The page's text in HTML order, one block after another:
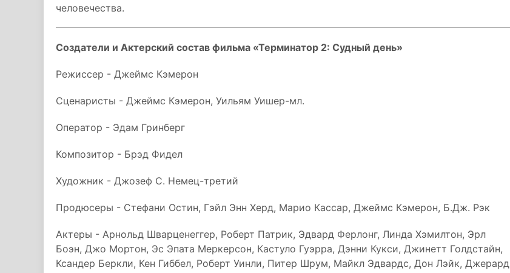
человечества.
Создатели и Актерский состав фильма «Терминатор 2: Судный день»
Режиссер - Джеймс Кэмерон
Сценаристы - Джеймс Кэмерон, Уильям Уишер-мл.
Оператор - Эдам Гринберг
Композитор - Брэд Фидел
Художник - Джозеф С. Немец-третий
Продюсеры - Стефани Остин, Гэйл Энн Херд, Марио Кассар, Джеймс Кэмерон, Б.Дж. Рэк
Актеры - Арнольд Шварценеггер, Роберт Патрик, Эдвард Ферлонг, Линда Хэмилтон, Эрл
Боэн, Джо Мортон, Эс Эпата Меркерсон, Кастуло Гуэрра, Дэнни Кукси, Джинетт Голдстайн,
Ксандер Беркли, Кен Гиббел, Роберт Уинли, Питер Шрум, Майкл Эдвардс, Дон Лэйк, Джерард